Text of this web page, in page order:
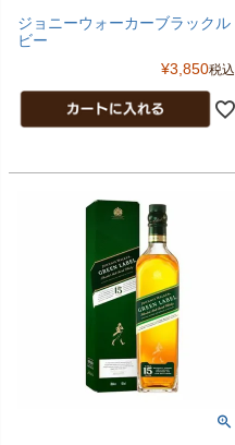
ジョニーウォーカーブラックル
ビー
¥3,850税込